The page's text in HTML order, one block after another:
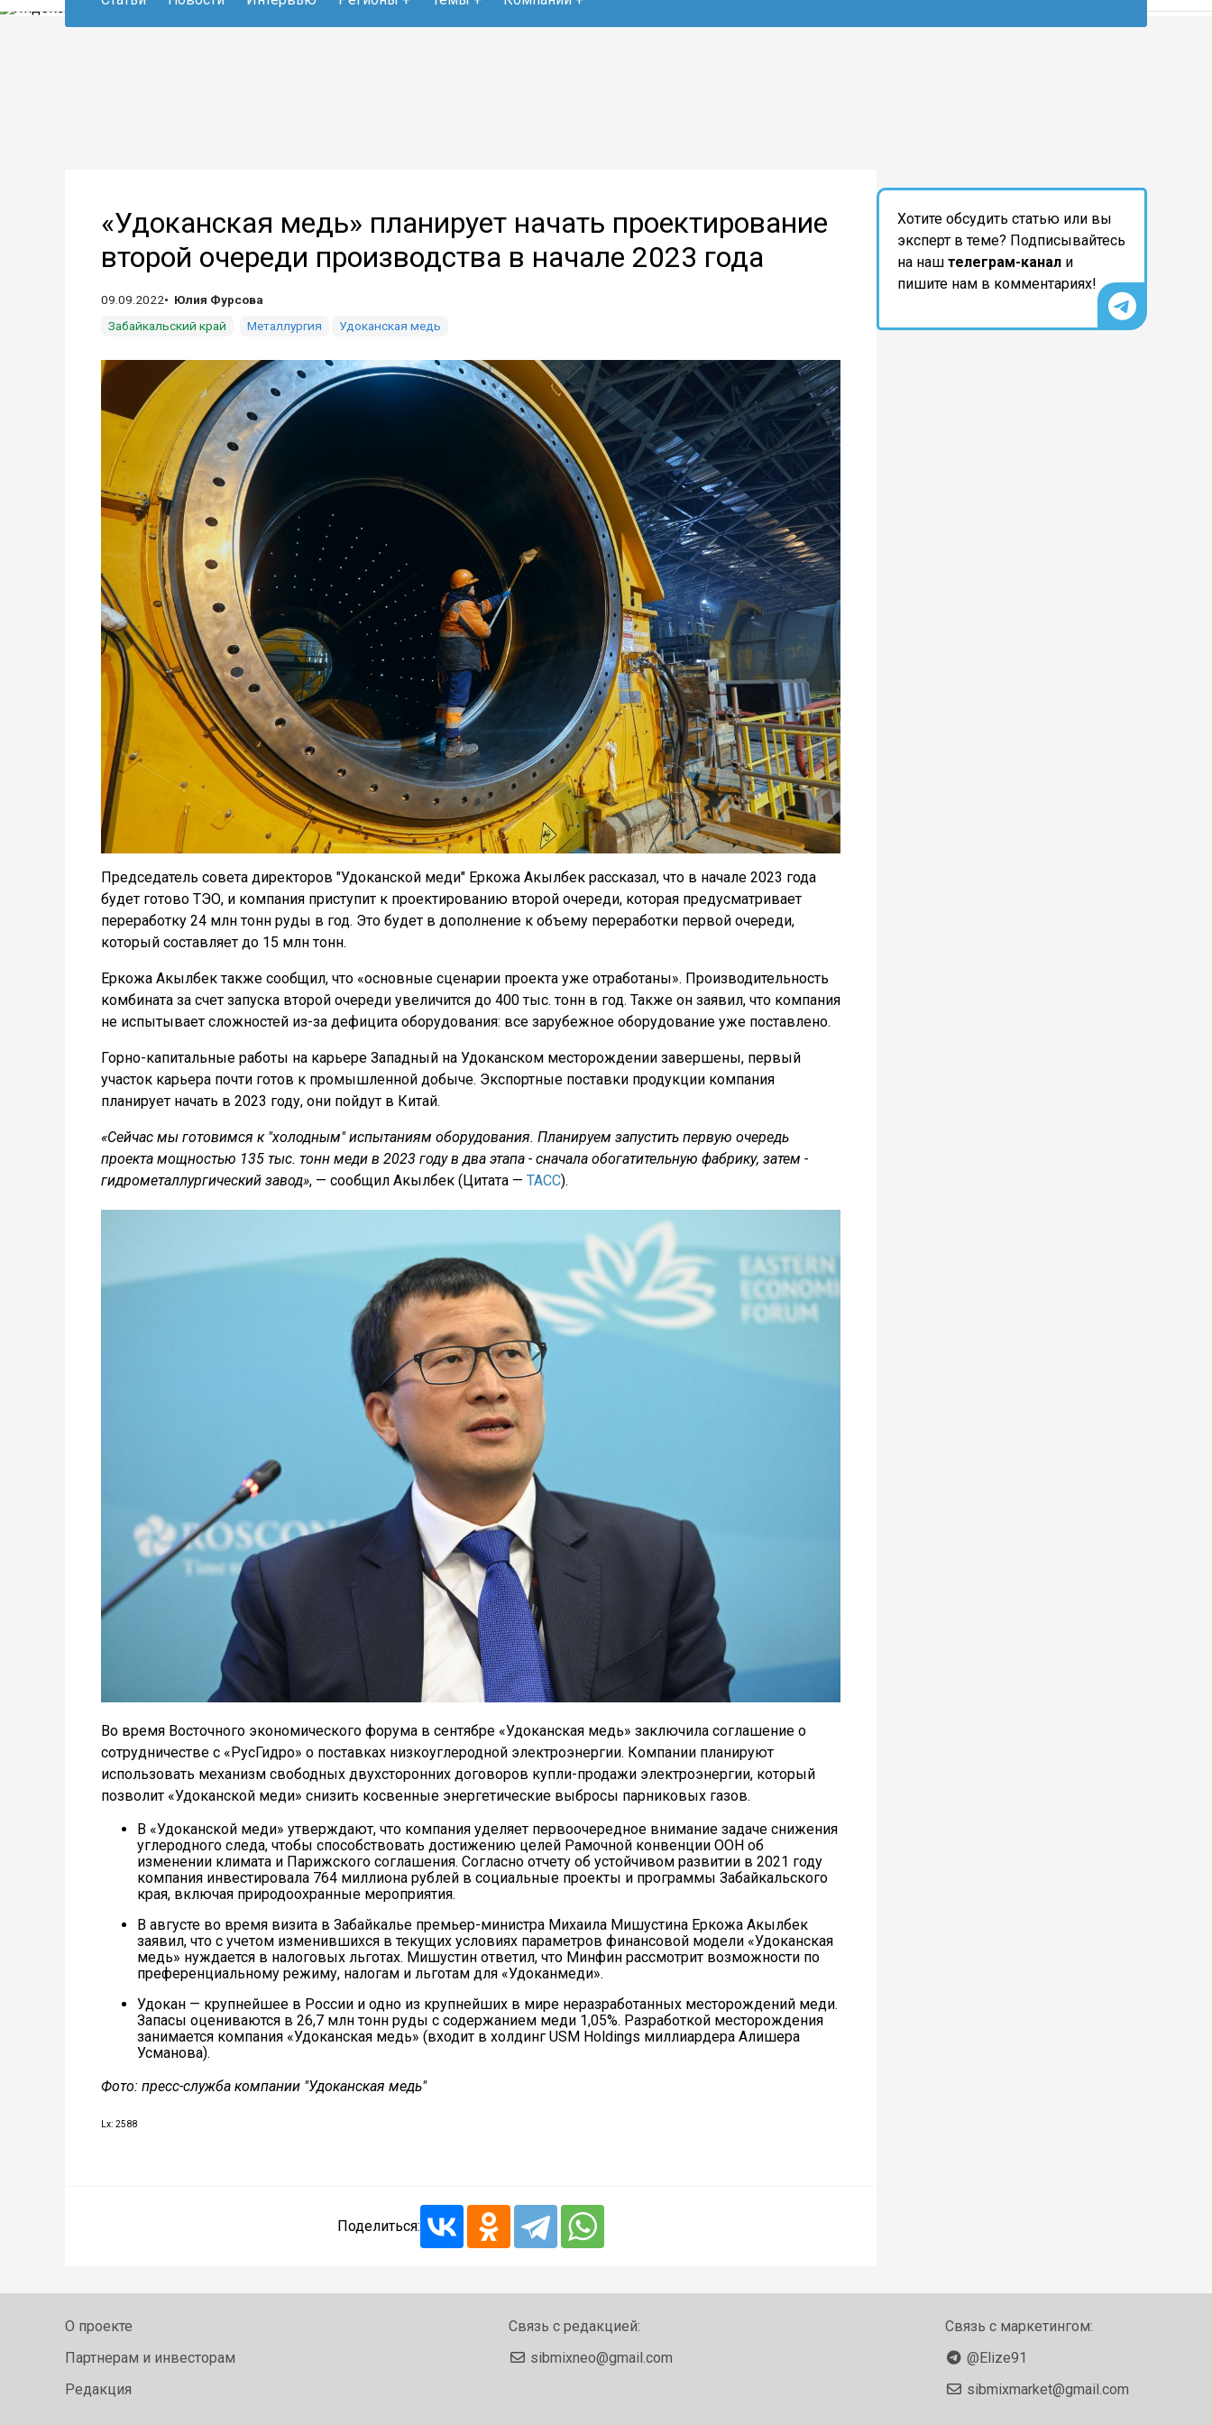
«Удоканская медь» планирует начать проектирование
второй очереди производства в начале 2023 года
09.09.2022
Юлия Фурсова
Забайкальский край
Металлургия Удоканская медь
Председатель совета директоров "Удоканской меди" Еркожа Акылбек рассказал, что в начале 2023 года
будет готово ТЭО, и компания приступит к проектированию второй очереди, которая предусматривает
переработку 24 млн тонн руды в год. Это будет в дополнение к объему переработки первой очереди,
который составляет до 15 млн тонн.
Еркожа Акылбек также сообщил, что «основные сценарии проекта уже отработаны». Производительность
комбината за счет запуска второй очереди увеличится до 400 тыс. тонн в год. Также он заявил, что компания
не испытывает сложностей из-за дефицита оборудования: все зарубежное оборудование уже поставлено.
Горно-капитальные работы на карьере Западный на Удоканском месторождении завершены, первый
участок карьера почти готов к промышленной добыче. Экспортные поставки продукции компания
планирует начать в 2023 году, они пойдут в Китай.
«Сейчас мы готовимся к "холодным" испытаниям оборудования. Планируем запустить первую очередь
проекта мощностью 135 тыс. тонн меди в 2023 году в два этапа - сначала обогатительную фабрику, затем -
гидрометаллургический завод», — сообщил Акылбек (Цитата — ТАСС).
Во время Восточного экономического форума в сентябре «Удоканская медь» заключила соглашение о
сотрудничестве с «РусГидро» о поставках низкоуглеродной электроэнергии. Компании планируют
использовать механизм свободных двухсторонних договоров купли-продажи электроэнергии, который
позволит «Удоканской меди» снизить косвенные энергетические выбросы парниковых газов.
В «Удоканской меди» утверждают, что компания уделяет первоочередное внимание задаче снижения
углеродного следа, чтобы способствовать достижению целей Рамочной конвенции ООН об
изменении климата и Парижского соглашения. Согласно отчету об устойчивом развитии в 2021 году
компания инвестировала 764 миллиона рублей в социальные проекты и программы Забайкальского
края, включая природоохранные мероприятия.
В августе во время визита в Забайкалье премьер-министра Михаила Мишустина Еркожа Акылбек
заявил, что с учетом изменившихся в текущих условиях параметров финансовой модели «Удоканская
медь» нуждается в налоговых льготах. Мишустин ответил, что Минфин рассмотрит возможности по
преференциальному режиму, налогам и льготам для «Удоканмеди».
Удокан — крупнейшее в России и одно из крупнейших в мире неразработанных месторождений меди.
Запасы оцениваются в 26,7 млн тонн руды с содержанием меди 1,05%. Разработкой месторождения
занимается компания «Удоканская медь» (входит в холдинг USM Holdings миллиардера Алишера
Усманова).
Фото: пресс-служба компании "Удоканская медь"
Lx: 2588
Поделиться:
Хотите обсудить статью или вы
эксперт в теме? Подписывайтесь
на наш телеграм-канал и
пишите нам в комментариях!
О проекте
Партнерам и инвесторам
Редакция
Связь с редакцией:
sibmixneo@gmail.com
Связь с маркетингом:
@Elize91
sibmixmarket@gmail.com